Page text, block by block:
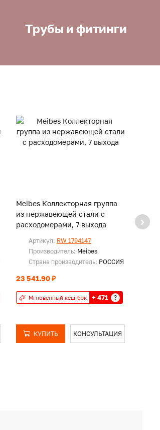
Трубы и фитинги
Meibes Коллекторная группа
из нержавеющей стали с
расходомерами, 7 выхода
Артикул: RW 1794147
Производитель: Meibes
Страна производитель: РОССИЯ
23 541.90 ₽
Мгновенный кеш-бэк + 471 ?
КУПИТЬ КОНСУЛЬТАЦИЯ
из